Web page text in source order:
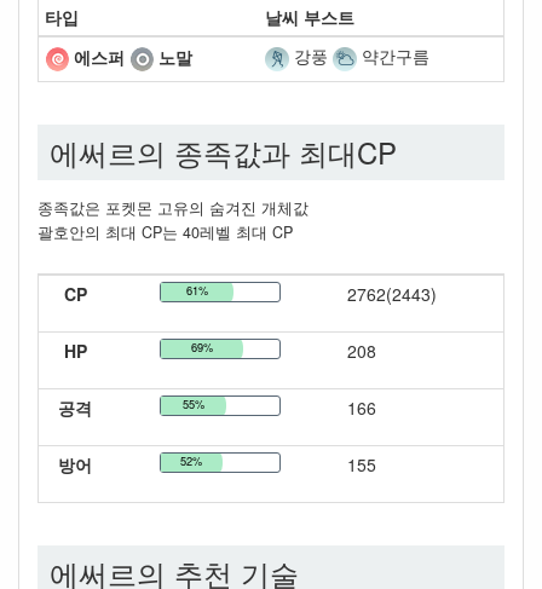
타입
날씨 부스트
에스퍼
노말 강풍 약간구름
에써르의 종족값과 최대CP
종족값은 포켓몬 고유의 숨겨진 개체값
괄호안의 최대 CP는 40레벨 최대 CP
CP 61% 2762(2443)
HP 69% 208
공격 55% 166
방어 52% 155
에써르의 추천 기술